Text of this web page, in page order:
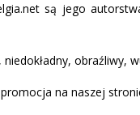
są jego
obraźliwy,
na naszej